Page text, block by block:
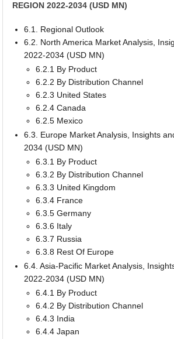
REGION 2022-2034 (USD MN)
6.1. Regional Outlook
6.2. North America Market Analysis,
2022-2034 (USD MN)
6.2.1 By Product
6.2.2 By Distribution Channel
6.2.3 United States
6.2.4 Canada
6.2.5 Mexico
6.3. Europe Market Analysis, Insights
2034 (USD MN)
6.3.1 By Product
6.3.2 By Distribution Channel
6.3.3 United Kingdom
6.3.4 France
6.3.5 Germany
6.3.6 Italy
6.3.7 Russia
6.3.8 Rest Of Europe
6.4. Asia-Pacific Market Analysis,
2022-2034 (USD MN)
6.4.1 By Product
6.4.2 By Distribution Channel
6.4.3 India
6.4.4 Japan